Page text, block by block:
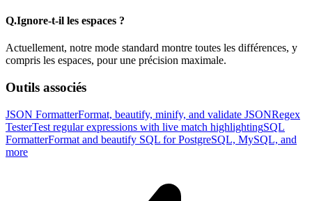
Q.Ignore-t-il les espaces ?
Actuellement, notre mode standard montre toutes les différences, y
compris les espaces, pour une précision maximale.
Outils associés
JSON FormatterFormat, beautify, minify, and validate JSONRegex
TesterTest regular expressions with live match highlightingSQL
FormatterFormat and beautify SQL for PostgreSQL, MySQL, and
more